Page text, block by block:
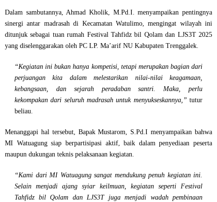
Dalam sambutannya, Ahmad Kholik, M.Pd.I.
menyampaikan pentingnya
sinergi antar madrasah di Kecamatan Watulimo, mengingat wilayah ini
ditunjuk sebagai tuan rumah Festival Tahfidz bil Qolam dan LJS3T 2025
yang diselenggarakan oleh PC LP. Ma’arif NU Kabupaten Trenggalek
“Kegiatan ini bukan hanya kompetisi, tetapi merupakan bagian dari
perjuangan kita dalam melestarikan nilai-nilai keagamaan,
kebangsaan, dan sejarah peradaban santri. Maka, perlu
kekompakan dari seluruh madrasah untuk menyukseskannya,” tutur
beliau.
Menanggapi hal tersebut, Bapak Mustarom, S.Pd.I menyampaikan bahwa
MI Watuagung siap berpartisipasi aktif, baik dalam penyediaan peserta
maupun dukungan teknis pelaksanaan kegiatan.
“Kami dari MI Watuagung sangat mendukung penuh kegiatan ini.
Selain menjadi ajang syiar keilmuan, kegiatan seperti Festival
Tahfidz bil Qolam dan LJS3T juga menjadi wadah pembinaan